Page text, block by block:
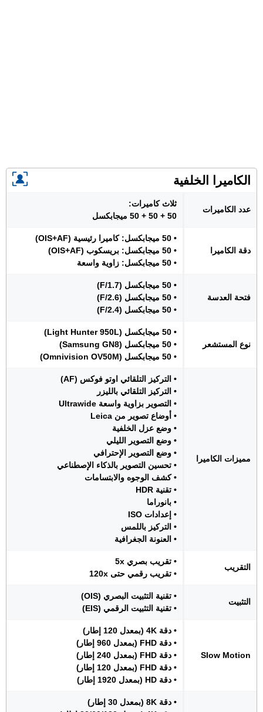
الكاميرا الخلفية
عدد الكاميرات
ثلاث كاميرات:
50 + 50 + 50 ميجابكسل
دقة الكاميرا
• 50 ميجابكسل: كاميرا رئيسية (OIS+AF)
• 50 ميجابكسل: بريسكوب (OIS+AF)
• 50 ميجابكسل: زاوية واسعة
فتحة العدسة
• 50 ميجابكسل (F/1.7)
• 50 ميجابكسل (F/2.6)
• 50 ميجابكسل (F/2.4)
نوع المستشعر
• 50 ميجابكسل (Light Hunter 950L)
• 50 ميجابكسل (Samsung GN8)
• 50 ميجابكسل (Omnivision OV50M)
مميزات الكاميرا
• التركيز التلقائي اوتو فوكس (AF)
• التركيز التلقائي بالليزر
• التصوير بزاوية واسعة Ultrawide
• أوضاع تصوير من Leica
• وضع عزل الخلفية
• وضع التصوير الليلي
• وضع التصوير الإحترافي
• تحسين التصوير بالذكاء الإصطناعي
• كشف الوجوه والابتسامات
• تقنية HDR
• بانوراما
• إعدادات ISO
• التركيز باللمس
• العنونة الجغرافية
التقريب
• تقريب بصري 5x
• تقريب رقمي حتى 120x
التثبيت
• تقنية التثبيت البصري (OIS)
• تقنية التثبيت الرقمي (EIS)
Slow Motion
• دقة 4K (بمعدل 120 إطار)
• دقة FHD (بمعدل 960 إطار)
• دقة FHD (بمعدل 240 إطار)
• دقة FHD (بمعدل 120 إطار)
• دقة HD (بمعدل 1920 إطار)
• دقة 8K (بمعدل 30 إطار)